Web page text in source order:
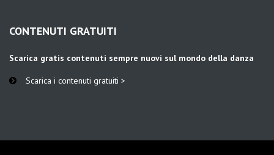
CONTENUTI GRATUITI
Scarica gratis contenuti sempre nuovi sul mondo della danza
Scarica i contenuti gratuiti >